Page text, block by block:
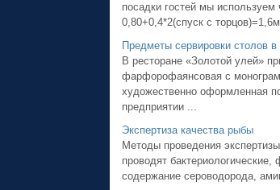
посадки гостей мы
0,80+0,4*2(спуск с
Предметы сервировки столов в
В ресторане «Золотой улей»
фарфорофаянсовая c
художественно оформленная
предприятии ...
Экспертиза качества рыбы
Методы проведения
проводят
содержание сероводорода,